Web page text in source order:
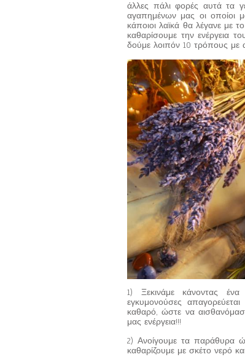
άλλες πάλι φορές αυτά τα
αγαπημένων μας οι οποίοι
κάποιοι λαϊκά θα λέγανε με
καθαρίσουμε την ενέργεια
δούμε λοιπόν 10 τρόπους με
1) Ξεκινάμε κάνοντας ένα
εγκυμονούσες
καθαρό, ώστε να
μας ενέργεια!!!
2) Ανοίγουμε τα παράθυρα
καθαρίζουμε με σκέτο νερό